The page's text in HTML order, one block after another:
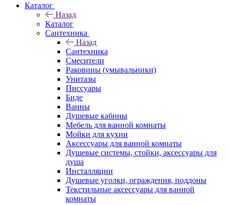
Каталог
Назад
Каталог
Сантехника
Назад
Сантехника
Смесители
Раковины (умывальники)
Унитазы
Писсуары
Биде
Ванны
Душевые кабины
Мебель для ванной комнаты
Мойки для кухни
Аксессуары для ванной комнаты
Душевые системы, стойки, аксессуары для
душа
Инсталляции
Душевые уголки, ограждения, поддоны
Текстильные аксессуары для ванной
комнаты